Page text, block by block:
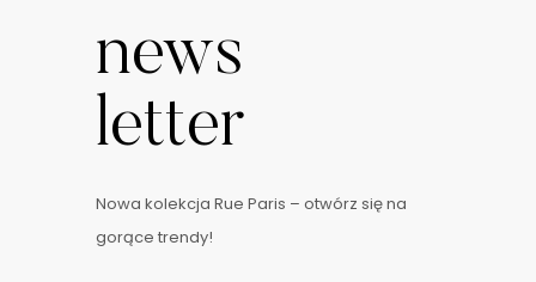
news
letter
Nowa kolekcja Rue Paris – otwórz się na
gorące trendy!